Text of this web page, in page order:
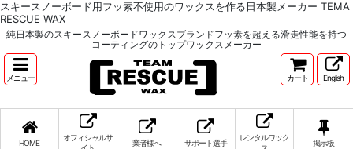
スキースノーボード用フッ素不使用のワックスを作る日本製メーカー TEMA
RESCUE WAX
純日本製のスキースノーボードワックスブランドフッ素を超える滑走性能を持つ
コーティングのトップワックスメーカー
メニュー カート English
HOME
オフィシャルサ
業者様へ サポート選手
レンタルワック
掲示板